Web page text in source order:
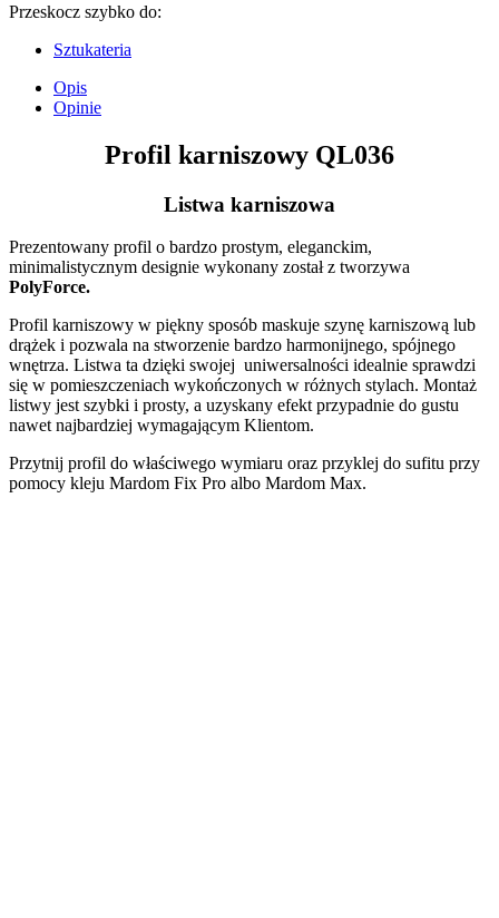
Przeskocz szybko do:
Sztukateria
Opis
Opinie
Profil karniszowy QL036
Listwa karniszowa
Prezentowany profil o bardzo prostym, eleganckim,
minimalistycznym designie wykonany został z tworzywa
PolyForce.
Profil karniszowy w piękny sposób maskuje szynę karniszową lub
drążek i pozwala na stworzenie bardzo harmonijnego, spójnego
wnętrza. Listwa ta dzięki swojej uniwersalności idealnie sprawdzi
się w pomieszczeniach wykończonych w różnych stylach. Montaż
listwy jest szybki i prosty, a uzyskany efekt przypadnie do gustu
nawet najbardziej wymagającym Klientom.
Przytnij profil do właściwego wymiaru oraz przyklej do sufitu przy
pomocy kleju Mardom Fix Pro albo Mardom Max.